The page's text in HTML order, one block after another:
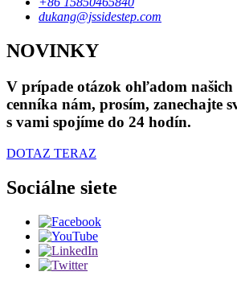
dukang@jssidestep.com
NOVINKY
V prípade otázok ohľadom
cenníka nám, prosím, zanechajte
s vami spojíme do 24 hodín.
DOTAZ TERAZ
Sociálne siete